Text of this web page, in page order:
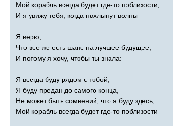
Мой корабль всегда будет где-то поблизости,
И я увижу тебя, когда нахлынут волны
Я верю,
Что все же есть шанс на лучшее будущее,
И потому я хочу, чтобы ты знала:
Я всегда буду рядом с тобой,
Я буду предан до самого конца,
Не может быть сомнений, что я буду здесь,
Мой корабль всегда будет где-то поблизости